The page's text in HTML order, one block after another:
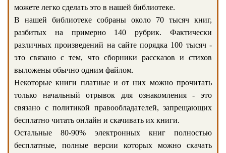
можете легко сделать это в нашей библиотеке.
В нашей библиотеке собраны около 70 тысяч книг,
разбитых на примерно 140 рубрик. Фактически
различных произведений на сайте порядка 100 тысяч -
это связано с тем, что сборники рассказов и стихов
выложены обычно одним файлом.
Некоторые книги платные и от них можно прочитать
только начальный отрывок для ознакомления - это
связано с политикой правообладателей, запрещающих
бесплатно читать онлайн и скачивать их книги.
Остальные 80-90% электронных книг полностью
бесплатные, полные версии которых можно скачать